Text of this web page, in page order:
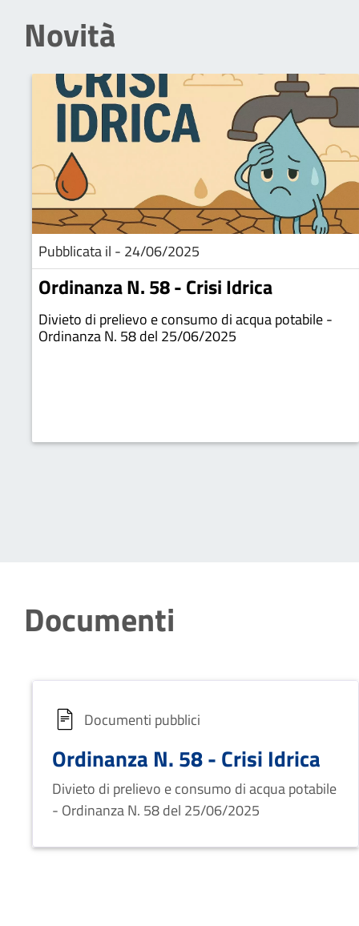
Novità
Pubblicata il - 24/06/2025
Ordinanza N. 58 - Crisi Idrica
Divieto di prelievo e consumo di acqua potabile -
Ordinanza N. 58 del 25/06/2025
Documenti
Documenti pubblici
Ordinanza N. 58 - Crisi Idrica
Divieto di prelievo e consumo di acqua potabile
- Ordinanza N. 58 del 25/06/2025